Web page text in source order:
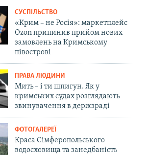
СУСПІЛЬСТВО
«Крим – не Росія»: маркетплейс
Ozon припинив прийом нових
замовлень на Кримському
півострові
ПРАВА ЛЮДИНИ
Мить – і ти шпигун. Як у
кримських судах розглядають
звинувачення в держзраді
ФОТОГАЛЕРЕЇ
Краса Сімферопольського
водосховища та занедбаність